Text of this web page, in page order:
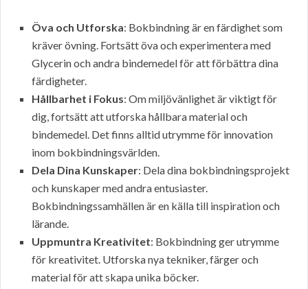
Öva och Utforska: Bokbindning är en färdighet som
kräver övning. Fortsätt öva och experimentera med
Glycerin och andra bindemedel för att förbättra dina
färdigheter.
Hållbarhet i Fokus: Om miljövänlighet är viktigt för
dig, fortsätt att utforska hållbara material och
bindemedel. Det finns alltid utrymme för innovation
inom bokbindningsvärlden.
Dela Dina Kunskaper: Dela dina bokbindningsprojekt
och kunskaper med andra entusiaster.
Bokbindningssamhällen är en källa till inspiration och
lärande.
Uppmuntra Kreativitet: Bokbindning ger utrymme
för kreativitet. Utforska nya tekniker, färger och
material för att skapa unika böcker.